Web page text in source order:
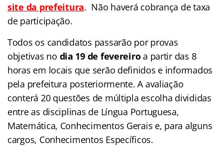
site da prefeitura. Não haverá cobrança de taxa
de participação.
Todos os candidatos passarão por provas
objetivas no dia 19 de fevereiroa partir das 8
horas em locais que serão definidos e informados
pela prefeitura posteriormente. A avaliação
conterá 20 questões de múltipla escolha divididas
entre as disciplinas de Língua Portuguesa,
Matemática, Conhecimentos Gerais e, para alguns
cargos, Conhecimentos Específicos.